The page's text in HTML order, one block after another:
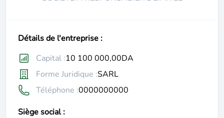
Détails de l'entreprise :
Capital :10 100 000,00DA
Forme Juridique :SARL
Téléphone :0000000000
Siège social :